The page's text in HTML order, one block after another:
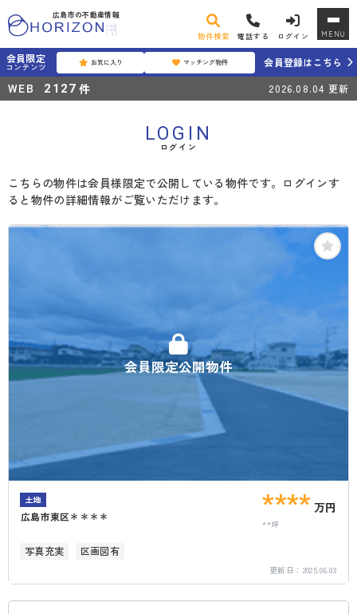
広島市の不動産情報
物件検索 電話する ログイン MENU
会員限定
コンテンツ お気に入り マッチング物件 会員登録はこちら
WEB 2127 件 2026.08.04 更新
LOGIN
ログイン
こちらの物件は会員様限定で公開している物件です。ログインす
ると物件の詳細情報がご覧いただけます。
会員限定公開物件
土地
広島市東区＊＊＊＊ **** 万円
**坪
写真充実 区画図有
更新日： 2025.06.03